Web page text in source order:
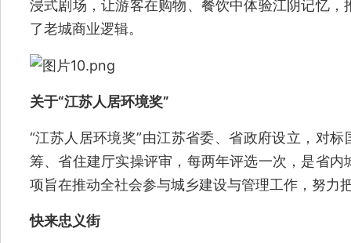
浸式剧场，让游客在购物、餐饮中体验江阴记忆
了老城商业逻辑。
关于“江苏人居环境奖”
“江苏人居环境奖”由江苏省委、省政府设立，对
筹、省住建厅实操评审，每两年评选一次，是省
项旨在推动全社会参与城乡建设与管理工作，努力
快来忠义街